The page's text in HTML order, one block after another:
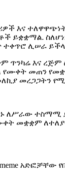
እና
ይቋቋማል.
ተቀጥሮ ሊሠራ
ጥንካሬ እና ረጅም
መጠን
መረጋጋትን
ለሥራው ተስማሚ
መቋቋም
አድፎቻቸው